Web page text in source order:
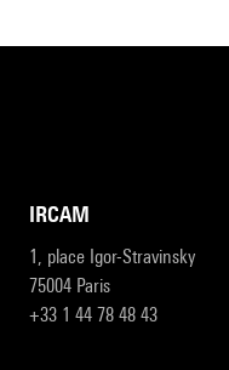
IRCAM
1, place Igor-Stravinsky
75004 Paris
+33 1 44 78 48 43